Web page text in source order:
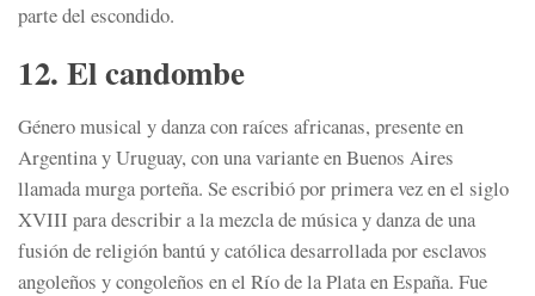
parte del escondido.
12. El candombe
Género musical y danza con raíces africanas, presente en
Argentina y Uruguay, con una variante en Buenos Aires
llamada murga porteña. Se escribió por primera vez en el siglo
XVIII para describir a lamezcla de música y danza de una
fusión dereligión bantú y católica desarrollada por esclavos
angoleños y congoleños en el Río de la Plata en España. Fue